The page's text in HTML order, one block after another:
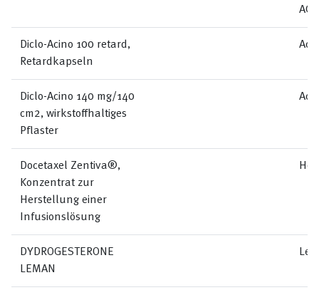
AG
Diclo-Acino 100 retard,
Retardkapseln
Diclo-Acino 140 mg/140
cm2, wirkstoffhaltiges
Pflaster
Docetaxel Zentiva®,
Konzentrat zur
Herstellung einer
Infusionslösung
DYDROGESTERONE
LEMAN